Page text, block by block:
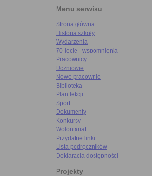
Menu serwisu
Strona główna
Historia szkoły
Wydarzenia
70-lecie - wspomnienia
Pracownicy
Uczniowie
Nowe pracownie
Biblioteka
Plan lekcji
Sport
Dokumenty
Konkursy
Wolontariat
Przydatne linki
Lista podręczników
Deklaracja dostępności
Projekty